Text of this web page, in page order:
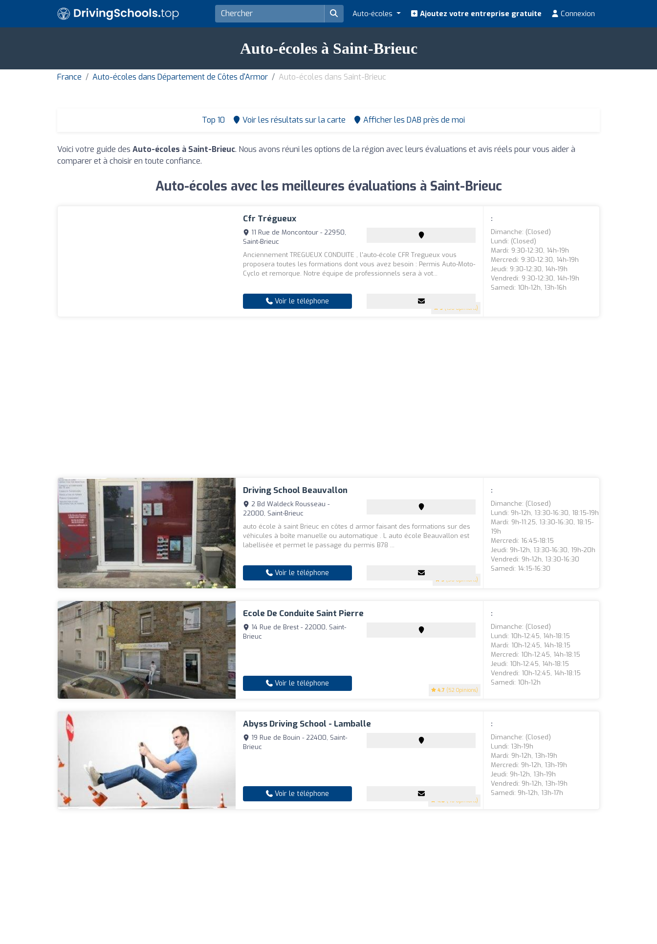
Auto-écoles Ajoutez votre entreprise gratuite Connexion
Auto-écoles à Saint-Brieuc
France Auto-écoles dans Département de Côtes d'Armor Auto-écoles dans Saint-Brieuc
Top 10 Voir les résultats sur la carte Afficher les DAB près de moi
Voici votre guide des Auto-écoles à Saint-Brieuc. Nous avons réuni les options de la région avec leurs évaluations et avis réels pour vous aider à
comparer et à choisir en toute confiance.
Auto-écoles avec les meilleures évaluations à Saint-Brieuc
Cfr Trégueux
5 (138 Opinions)
11 Rue de Moncontour - 22950,
Saint-Brieuc
Anciennement TREGUEUX CONDUITE , l'auto-école CFR Tregueux vous
proposera toutes les formations dont vous avez besoin : Permis Auto-Moto-
Cyclo et remorque. Notre équipe de professionnels sera à vot...
Voir le téléphone
:
Dimanche: (closed)
Lundi: (closed)
Mardi: 9:30-12:30, 14h-19h
Mercredi: 9:30-12:30, 14h-19h
Jeudi: 9:30-12:30, 14h-19h
Vendredi: 9:30-12:30, 14h-19h
Samedi: 10h-12h, 13h-16h
Driving School Beauvallon
5 (50 Opinions)
2 Bd Waldeck Rousseau -
22000, Saint-Brieuc
auto école à saint Brieuc en côtes d armor faisant des formations sur des
véhicules à boîte manuelle ou automatique . L auto école Beauvallon est
labellisée et permet le passage du permis B78 ...
Voir le téléphone
:
Dimanche: (closed)
Lundi: 9h-12h, 13:30-16:30, 18:15-19h
Mardi: 9h-11:25, 13:30-16:30, 18:15-
19h
Mercredi: 16:45-18:15
Jeudi: 9h-12h, 13:30-16:30, 19h-20h
Vendredi: 9h-12h, 13:30-16:30
Samedi: 14:15-16:30
Ecole De Conduite Saint Pierre
4.7 (52 Opinions)
14 Rue de Brest - 22000, Saint-
Brieuc
Voir le téléphone
:
Dimanche: (closed)
Lundi: 10h-12:45, 14h-18:15
Mardi: 10h-12:45, 14h-18:15
Mercredi: 10h-12:45, 14h-18:15
Jeudi: 10h-12:45, 14h-18:15
Vendredi: 10h-12:45, 14h-18:15
Samedi: 10h-12h
Abyss Driving School - Lamballe
4.8 (46 Opinions)
19 Rue de Bouin - 22400, Saint-
Brieuc
Voir le téléphone
:
Dimanche: (closed)
Lundi: 13h-19h
Mardi: 9h-12h, 13h-19h
Mercredi: 9h-12h, 13h-19h
Jeudi: 9h-12h, 13h-19h
Vendredi: 9h-12h, 13h-19h
Samedi: 9h-12h, 13h-17h